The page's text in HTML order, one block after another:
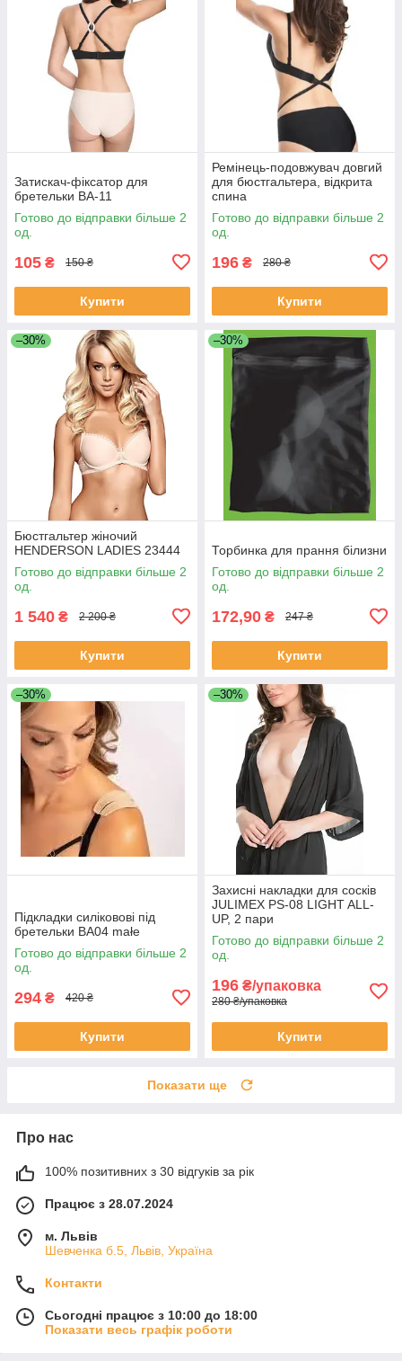
Затискач-фіксатор для
бретельки BA-11
Готово до відправки більше 2
од.
105 ₴ 150 ₴
Купити
Ремінець-подовжувач довгий
для бюстгальтера, відкрита
спина
Готово до відправки більше 2
од.
196 ₴ 280 ₴
Купити
–30%
Бюстгальтер жіночий
HENDERSON LADIES 23444
Готово до відправки більше 2
од.
1 540 ₴ 2 200 ₴
Купити
–30%
Торбинка для прання білизни
Готово до відправки більше 2
од.
172,90 ₴ 247 ₴
Купити
–30%
Підкладки силіковові під
бретельки BA04 małe
Готово до відправки більше 2
од.
294 ₴ 420 ₴
Купити
–30%
Захисні накладки для сосків
JULIMEX PS-08 LIGHT ALL-
UP, 2 пари
Готово до відправки більше 2
од.
196 ₴/упаковка
280 ₴/упаковка
Купити
Показати ще
Про нас
100% позитивних з 30 відгуків за рік
Працює з 28.07.2024
м. Львів
Шевченка б.5, Львів, Україна
Контакти
Сьогодні працює з 10:00 до 18:00
Показати весь графік роботи